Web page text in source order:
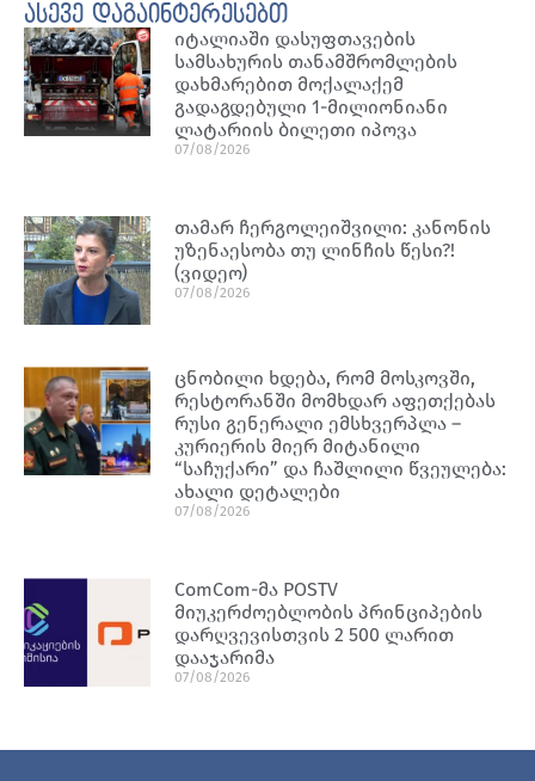
ასევე დაგაინტერესებთ
იტალიაში დასუფთავების
სამსახურის თანამშრომლების
დახმარებით მოქალაქემ
გადაგდებული 1-მილიონიანი
ლატარიის ბილეთი იპოვა
07/08/2026
თამარ ჩერგოლეიშვილი: კანონის
უზენაესობა თუ ლინჩის წესი?!
(ვიდეო)
07/08/2026
ცნობილი ხდება, რომ მოსკოვში,
რესტორანში მომხდარ აფეთქებას
რუსი გენერალი ემსხვერპლა –
კურიერის მიერ მიტანილი
“საჩუქარი” და ჩაშლილი წვეულება:
ახალი დეტალები
07/08/2026
ComCom-მა POSTV
მიუკერძოებლობის პრინციპების
დარღვევისთვის 2 500 ლარით
დააჯარიმა
07/08/2026